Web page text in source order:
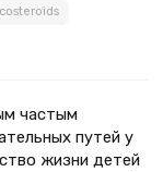
частым
путей у
жизни детей